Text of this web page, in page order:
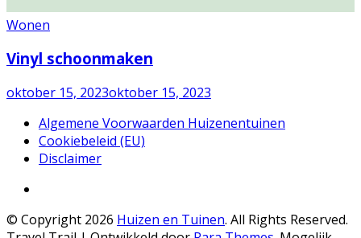
Wonen
Vinyl schoonmaken
oktober 15, 2023oktober 15, 2023
Algemene Voorwaarden Huizenentuinen
Cookiebeleid (EU)
Disclaimer
© Copyright 2026 Huizen en Tuinen. All Rights Reserved.